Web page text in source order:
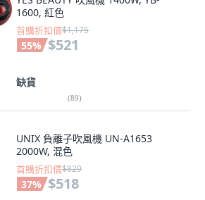
1600, 紅色
首購折扣價$1,175
55% $521
缺貨
(89)
UNIX 負離子吹風機 UN-A1653
2000W, 混色
首購折扣價$829
37% $518